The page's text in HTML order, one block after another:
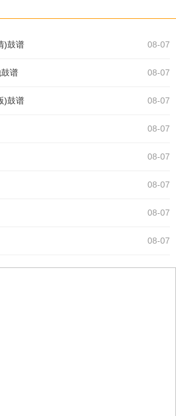
)鼓谱 08-07
谱 08-07
)鼓谱 08-07
08-07
08-07
08-07
08-07
08-07